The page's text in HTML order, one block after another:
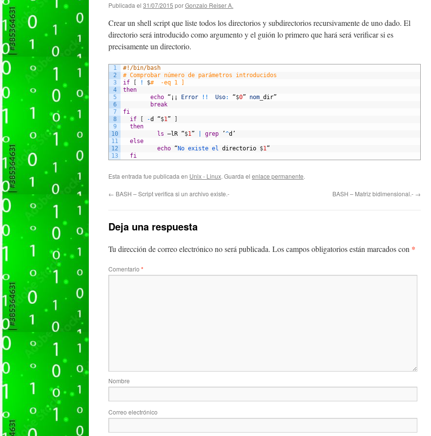
Publicada el 31/07/2015 porGonzalo Reiser A.
Crear un shell script que liste todos los directorios y subdirectorios recursivamente de uno dado. El
directorio será introducido como argumento y el guión lo primero que hará será verificar si es
precisamente un directorio.
1
2
3
4
5
6
7
8
9
10
11
12
13
#!/bin/bash
# Comprobar número de parámetros introducidos
if
! $#  -eq 1 ]
then
echo “¡¡ Error ! ! Uso: “$0” nom dir”
break
fi
if
-d “$1”
then
ls –lR “$1” grep ’^d ’
else
echo “ No existe el directorio $1”
fi
Esta entrada fue publicada en Unix - Linux. Guarda el enlace permanente.
← BASH – Script verifica si un archivo existe.- BASH – Matriz bidimensional.- →
Deja una respuesta
Tu dirección de correo electrónico no será publicada. Los campos obligatorios están marcados con *
Comentario *
Nombre
Correo electrónico